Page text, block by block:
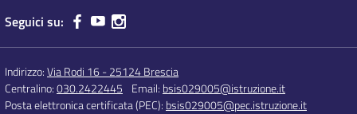
Seguici su:
Indirizzo:Via Rodi 16 - 25124 Brescia
Centralino:030.2422445 Email: bsis029005@istruzione.it
Posta elettronica certificata (PEC): bsis029005@pec.istruzione.it